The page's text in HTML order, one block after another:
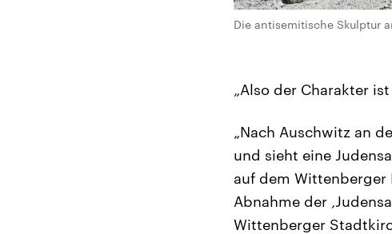
Die antisemitische Skulptur
„Also der Charakter
„Nach Auschwitz an
und sieht eine
auf dem Wittenberger
Abnahme der
Wittenberger